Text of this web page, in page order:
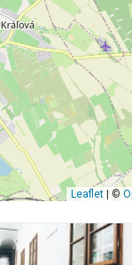
Leaflet | ©